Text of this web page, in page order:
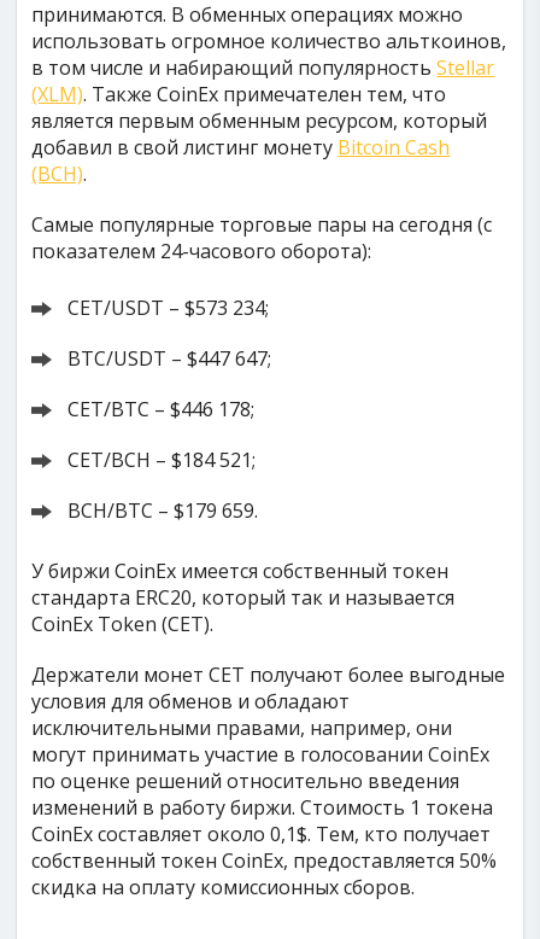
принимаются. В обменных операциях можно
использовать огромное количество альткоинов,
в том числе и набирающий популярностьStellar
(XLM). Также CoinEx примечателен тем, что
является первым обменным ресурсом, который
добавил в свой листинг монету Bitcoin Cash
(BCH).
Самые популярные торговые пары на сегодня (с
показателем 24-часового оборота):
CET/USDT – $573 234;
BTC/USDT – $447 647;
CET/BTC – $446 178;
CET/BCH – $184 521;
BCH/BTC – $179 659.
У биржи CoinEx имеется собственный токен
стандарта ERC20, который так и называется
CoinEx Token (CET).
Держатели монет CET получают более выгодные
условия для обменов и обладают
исключительными правами, например, они
могут принимать участие в голосовании CoinEx
по оценке решений относительно введения
изменений в работу биржи. Стоимость 1 токена
CoinEx составляет около 0,1$. Тем, кто получает
собственный токен CoinEx, предоставляется 50%
скидка на оплату комиссионных сборов.